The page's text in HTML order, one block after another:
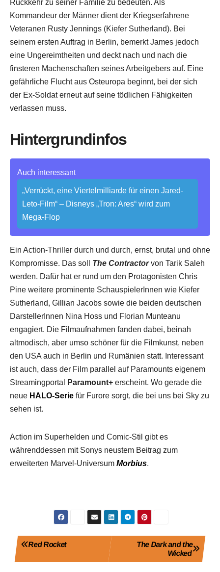
Rückkehr zu seiner Familie zu bedeuten. Als
Kommandeur der Männer dient der Kriegserfahrene
Veteranen Rusty Jennings (Kiefer Sutherland). Bei
seinem ersten Auftrag in Berlin, bemerkt James jedoch
eine Ungereimtheiten und deckt nach und nach die
finsteren Machenschaften seines Arbeitgebers auf. Eine
gefährliche Flucht aus Osteuropa beginnt, bei der sich
der Ex-Soldat erneut auf seine tödlichen Fähigkeiten
verlassen muss.
Hintergrundinfos
Auch interessant
„Verrückt, eine Viertelmilliarde für einen Jared-
Leto-Film“ – Disneys „Tron: Ares“ wird zum
Mega-Flop
Ein Action-Thriller durch und durch, ernst, brutal und ohne
Kompromisse. Das soll The Contractorvon Tarik Saleh
werden. Dafür hat er rund um den Protagonisten Chris
Pine weitere prominente SchauspielerInnen wie Kiefer
Sutherland, Gillian Jacobs sowie die beiden deutschen
DarstellerInnen Nina Hoss und Florian Munteanu
engagiert. Die Filmaufnahmen fanden dabei, beinah
altmodisch, aber umso schöner für die Filmkunst, neben
den USA auch in Berlin und Rumänien statt. Interessant
ist auch, dass der Film parallel auf Paramounts eigenem
Streamingportal
Paramount+ erscheint. Wo gerade die
neue HALO-Serie für Furore sorgt, die bei uns bei Sky zu
sehen ist.
Action im Superhelden und Comic-Stil gibt es
währenddessen mit Sonys neustem Beitrag zum
erweiterten Marvel-Universum Morbius.
BeitragsnavigationThe Dark and the
Wicked
Red Rocket